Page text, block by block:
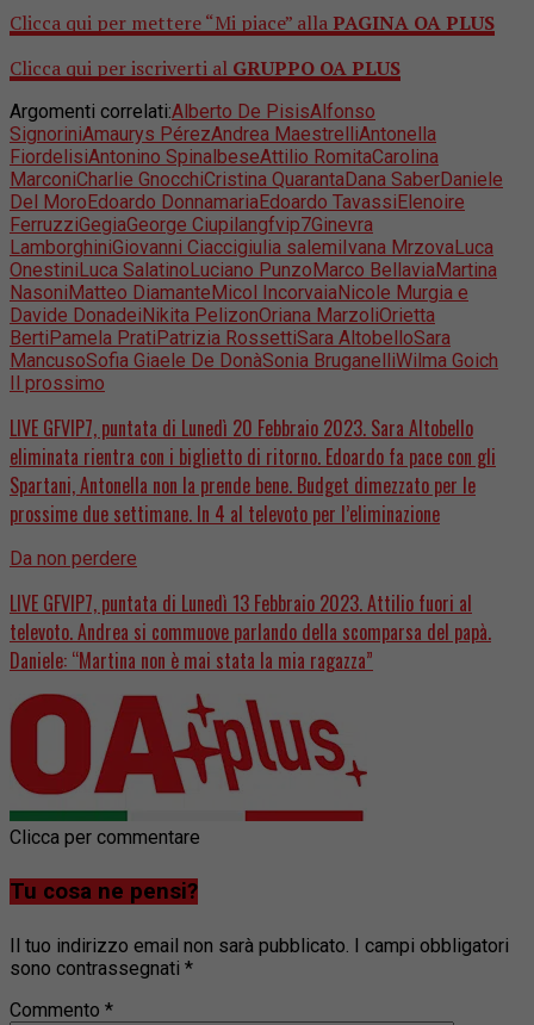
Clicca qui per mettere “Mi piace” alla PAGINA OA PLUS
Clicca qui per iscriverti al GRUPPO OA PLUS
Argomenti correlati:Alberto De PisisAlfonso
SignoriniAmaurys PérezAndrea MaestrelliAntonella
FiordelisiAntonino SpinalbeseAttilio RomitaCarolina
MarconiCharlie GnocchiCristina QuarantaDana SaberDaniele
Del MoroEdoardo DonnamariaEdoardo TavassiElenoire
FerruzziGegiaGeorge Ciupilangfvip7Ginevra
LamborghiniGiovanni Ciaccigiulia salemiIvana MrzovaLuca
OnestiniLuca SalatinoLuciano PunzoMarco BellaviaMartina
NasoniMatteo DiamanteMicol IncorvaiaNicole Murgia e
Davide DonadeiNikita PelizonOriana MarzoliOrietta
BertiPamela PratiPatrizia RossettiSara AltobelloSara
MancusoSofia Giaele De DonàSonia BruganelliWilma Goich
Il prossimo
LIVE GFVIP7, puntata di Lunedì 20 Febbraio 2023. Sara Altobello
eliminata rientra con i biglietto di ritorno. Edoardo fa pace con gli
Spartani, Antonella non la prende bene. Budget dimezzato per le
prossime due settimane. In 4 al televoto per l’eliminazione
Da non perdere
LIVE GFVIP7, puntata di Lunedì 13 Febbraio 2023. Attilio fuori al
televoto. Andrea si commuove parlando della scomparsa del papà.
Daniele: “Martina non è mai stata la mia ragazza”
Clicca per commentare
Tu cosa ne pensi?
Il tuo indirizzo email non sarà pubblicato. I campi obbligatori
sono contrassegnati *
Commento *